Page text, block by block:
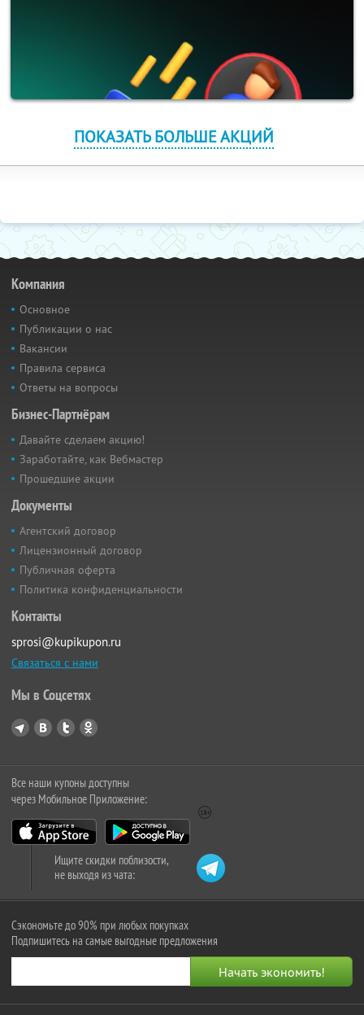
ПОКАЗАТЬ БОЛЬШЕ АКЦИЙ
Компания
Основное
Публикации о нас
Вакансии
Правила сервиса
Ответы на вопросы
Бизнес-Партнёрам
Давайте сделаем акцию!
Заработайте, как Вебмастер
Прошедшие акции
Документы
Агентский договор
Лицензионный договор
Публичная оферта
Политика конфиденциальности
Контакты
sprosi@kupikupon.ru
Связаться с нами
Мы в Соцсетях
Все наши купоны доступны
через Мобильное Приложение:
Ищите скидки поблизости,
не выходя из чата:
Сэкономьте до 90% при любых покупках
Подпишитесь на самые выгодные предложения